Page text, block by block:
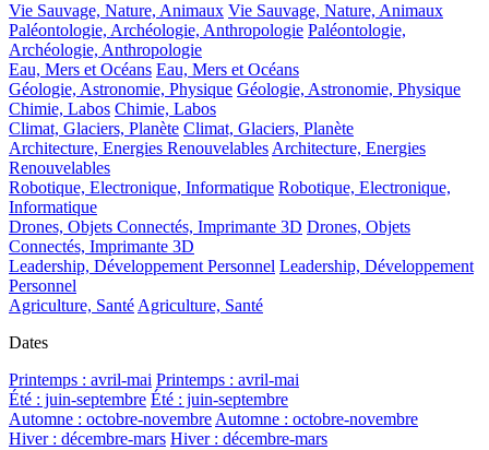
Vie Sauvage, Nature, Animaux Vie Sauvage, Nature, Animaux
Paléontologie, Archéologie, Anthropologie Paléontologie,
Archéologie, Anthropologie
Eau, Mers et Océans Eau, Mers et Océans
Géologie, Astronomie, Physique Géologie, Astronomie, Physique
Chimie, Labos Chimie, Labos
Climat, Glaciers, Planète Climat, Glaciers, Planète
Architecture, Energies RenouvelablesArchitecture, Energies
Renouvelables
Robotique, Electronique, Informatique Robotique, Electronique,
Informatique
Drones, Objets Connectés, Imprimante 3D Drones, Objets
Connectés, Imprimante 3D
Leadership, Développement Personnel Leadership, Développement
Personnel
Agriculture, SantéAgriculture, Santé
Dates
Printemps : avril-mai Printemps : avril-mai
Été : juin-septembre Été : juin-septembre
Automne : octobre-novembreAutomne : octobre-novembre
Hiver : décembre-mars Hiver : décembre-mars